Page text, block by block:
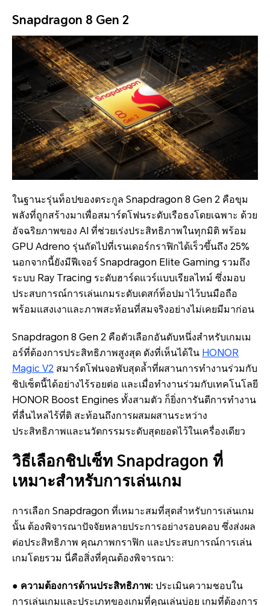
Snapdragon 8 Gen 2
ในฐานะรุ่นท็อปของตระกูล Snapdragon 8 Gen 2 คือขุม
พลังที่ถูกสร้างมาเพื่อสมาร์ตโฟนระดับเรือธงโดยเฉพาะ ด้วย
อัจฉริยภาพของ AI ที่ช่วยเร่งประสิทธิภาพในทุกมิติ พร้อม
GPU Adreno รุ่นถัดไปที่เรนเดอร์กราฟิกได้เร็วขึ้นถึง 25%
นอกจากนี้ยังมีฟีเจอร์ Snapdragon Elite Gaming รวมถึง
ระบบ Ray Tracing ระดับฮาร์ดแวร์แบบเรียลไทม์ ซึ่งมอบ
ประสบการณ์การเล่นเกมระดับเดสก์ท็อปมาไว้บนมือถือ
พร้อมแสงเงาและภาพสะท้อนที่สมจริงอย่างไม่เคยมีมาก่อน
Snapdragon 8 Gen 2 คือตัวเลือกอันดับหนึ่งสำหรับเกมเม
อร์ที่ต้องการประสิทธิภาพสูงสุด ดังที่เห็นได้ใน HONOR
Magic V2 สมาร์ตโฟนจอพับสุดล้ำที่ผสานการทำงานร่วมกับ
ชิปเซ็ตนี้ได้อย่างไร้รอยต่อ และเมื่อทำงานร่วมกับเทคโนโลยี
HONOR Boost Engines ทั้งสามตัว ก็ยิ่งการันตีการทำงาน
ที่ลื่นไหลไร้ที่ติ สะท้อนถึงการผสมผสานระหว่าง
ประสิทธิภาพและนวัตกรรมระดับสุดยอดไว้ในเครื่องเดียว
วิธีเลือกชิปเซ็ท Snapdragon ที่
เหมาะสำหรับการเล่นเกม
การเลือก Snapdragon ที่เหมาะสมที่สุดสำหรับการเล่นเกม
นั้น ต้องพิจารณาปัจจัยหลายประการอย่างรอบคอบ ซึ่งส่งผล
ต่อประสิทธิภาพ คุณภาพกราฟิก และประสบการณ์การเล่น
เกมโดยรวม นี่คือสิ่งที่คุณต้องพิจารณา:
● ความต้องการด้านประสิทธิภาพ: ประเมินความชอบใน
การเล่นเกมและประเภทของเกมที่คุณเล่นบ่อย เกมที่ต้องการ